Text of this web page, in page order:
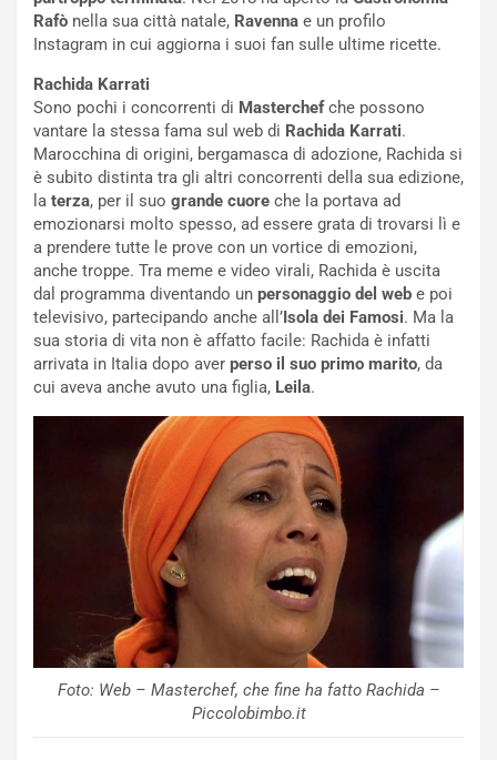
Rafò nella sua città natale, Ravenna e un profilo
Instagram in cui aggiorna i suoi fan sulle ultime ricette.
Rachida Karrati
Sono pochi i concorrenti di Masterchefche possono
vantare la stessa fama sul web di Rachida Karrati.
Marocchina di origini, bergamasca di adozione, Rachida si
è subito distinta tra gli altri concorrenti della sua edizione,
la terza, per il suo grande cuore che la portava ad
emozionarsi molto spesso, ad essere grata di trovarsi lì e
a prendere tutte le prove con un vortice di emozioni,
anche troppe. Tra meme e video virali, Rachida è uscita
dal programma diventando un personaggio del web e poi
televisivo, partecipando anche all’Isola dei Famosi. Ma la
sua storia di vita non è affatto facile: Rachida è infatti
arrivata in Italia dopo aver perso il suo primo marito, da
cui aveva anche avuto una figlia, Leila.
Foto: Web – Masterchef, che fine ha fatto Rachida –
Piccolobimbo.it